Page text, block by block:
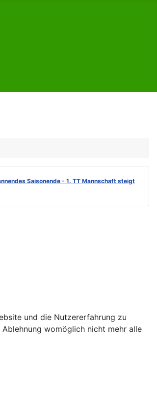
Saisonende - 1. TT Mannschaft steigt
und die Nutzererfahrung zu
womöglich nicht mehr alle